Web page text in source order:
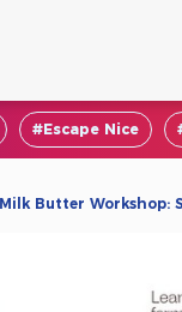
#Escape Nice
Butter Workshop: